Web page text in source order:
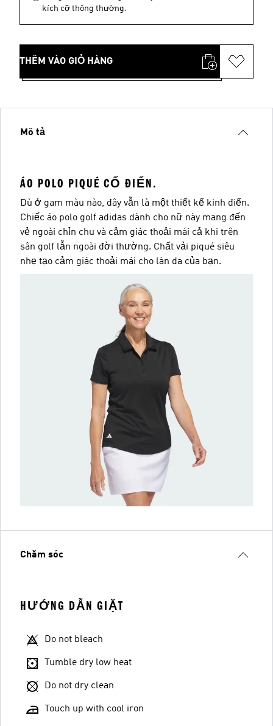
kích cỡ thông thường.
THÊM VÀO GIỎ HÀNG
Mô tả
ÁO POLO PIQUÉ CỔ ĐIỂN.
Dù ở gam màu nào, đây vẫn là một thiết kế kinh điển.
Chiếc áo polo golf adidas dành cho nữ này mang đến
vẻ ngoài chỉn chu và cảm giác thoải mái cả khi trên
sân golf lẫn ngoài đời thường. Chất vải piqué siêu
nhẹ tạo cảm giác thoải mái cho làn da của bạn.
Chăm sóc
HƯỚNG DẪN GIẶT
Do not bleach
Tumble dry low heat
Do not dry clean
Touch up with cool iron